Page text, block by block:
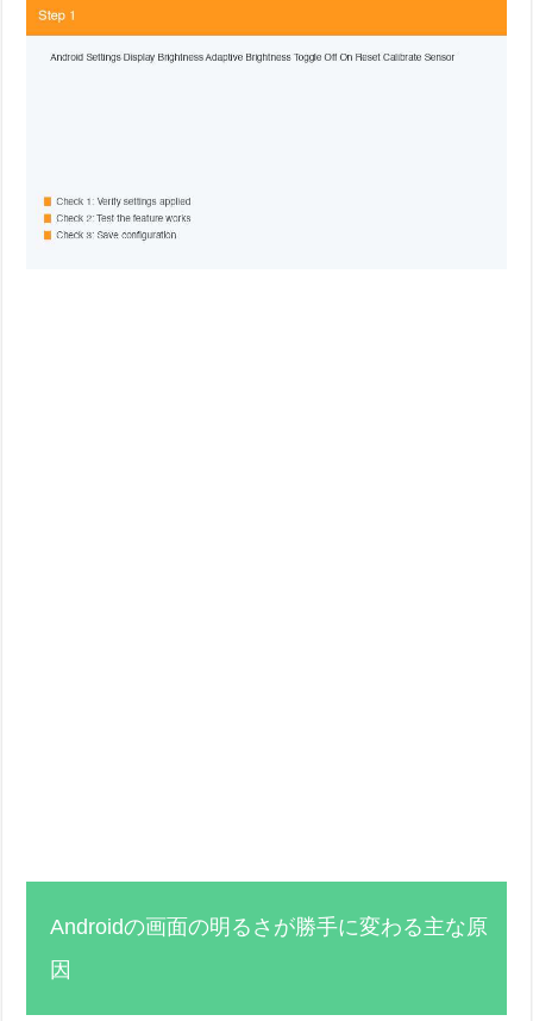
Androidの画面の明るさが勝手に変わる主な原
因